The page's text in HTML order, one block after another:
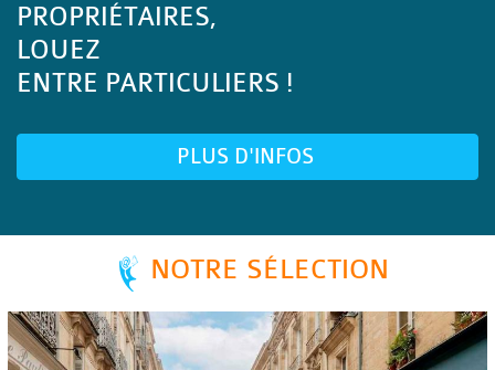
PROPRIÉTAIRES,
LOUEZ
ENTRE PARTICULIERS !
PLUS D'INFOS
NOTRE SÉLECTION